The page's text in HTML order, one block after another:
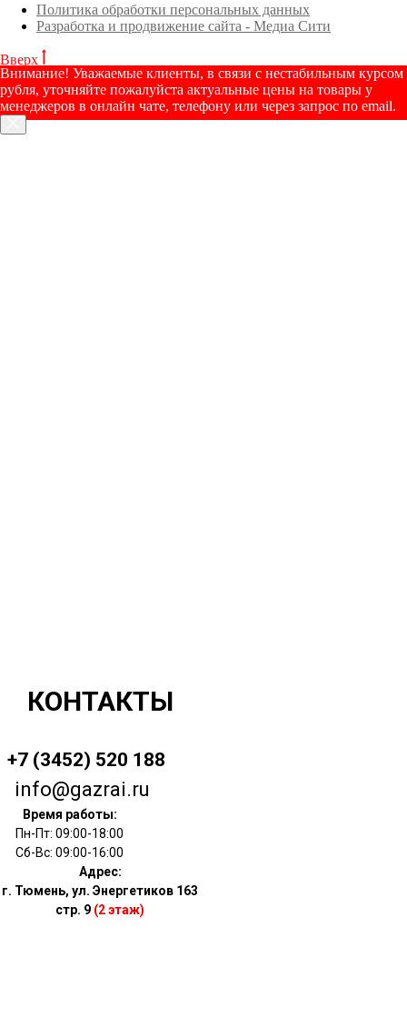
КОНТАКТЫ
+7 (3452) 520 188
info@gazrai.ru
Время работы:
Пн-Пт: 09:00-18:00
Сб-Вс: 09:00-16:00
Адрес:
г. Тюмень, ул. Энергетиков 163
стр. 9 (2 этаж)
Политика обработки персональных данных
Разработка и продвижение сайта - Медиа Сити
Вверх
Внимание! Уважаемые клиенты, в связи с нестабильным курсом
рубля, уточняйте пожалуйста актуальные цены на товары у
менеджеров в онлайн чате, телефону или через запрос по email.